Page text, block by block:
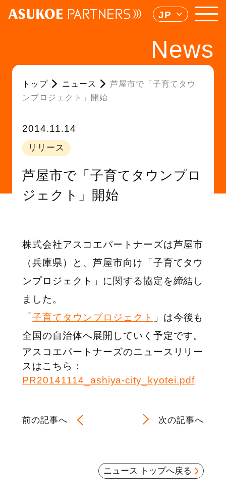
JP
News
トップ ニュース
芦屋市で「子育てタウ
ンプロジェクト」開始
2014.11.14
リリース
芦屋市で「子育てタウンプロ
ジェクト」開始
株式会社アスコエパートナーズは芦屋市
（兵庫県）と、芦屋市向け「子育てタウ
ンプロジェクト」に関する協定を締結し
ました。
「子育てタウンプロジェクト 」は今後も
全国の自治体へ展開していく予定です。
アスコエパートナーズのニュースリリー
スはこちら：
PR20141114_ashiya-city_kyotei.pdf
前の記事へ 次の記事へ
ニュース トップへ戻る